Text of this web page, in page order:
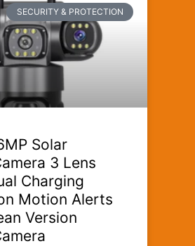
SECURITY & PROTECTION
Solar
3 Lens
Charging
Motion Alerts
Version